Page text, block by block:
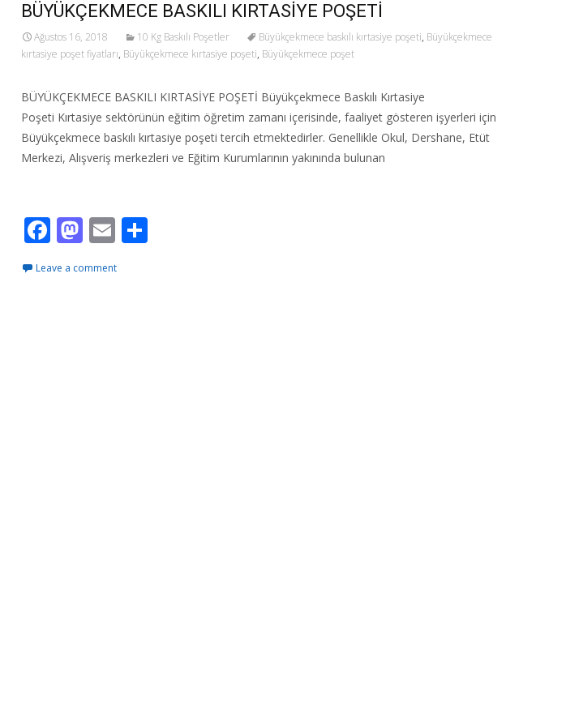
BÜYÜKÇEKMECE BASKILI KIRTASİYE POŞETİ
Ağustos 16, 2018 10 Kg Baskılı Poşetler Büyükçekmece baskılı kırtasiye poşeti, Büyükçekmece
kırtasiye poşet fiyatları, Büyükçekmece kırtasiye poşeti, Büyükçekmece poşet
BÜYÜKÇEKMECE BASKILI KIRTASİYE POŞETİ Büyükçekmece Baskılı Kırtasiye
Poşeti Kırtasiye sektörünün eğitim öğretim zamanı içerisinde, faaliyet gösteren işyerleri için
Büyükçekmece baskılı kırtasiye poşeti tercih etmektedirler. Genellikle Okul, Dershane, Etüt
Merkezi, Alışveriş merkezleri ve Eğitim Kurumlarının yakınında bulunan
F
e
M
to
E
ai
Leave a comment